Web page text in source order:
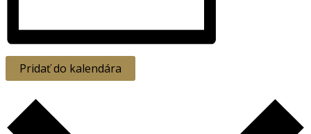
Pridať do kalendára